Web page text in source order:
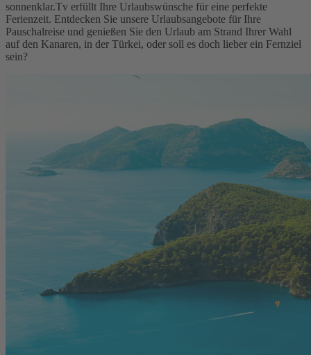
sonnenklar.Tv erfüllt Ihre Urlaubswünsche für eine perfekte
Ferienzeit. Entdecken Sie unsere Urlaubsangebote für Ihre
Pauschalreise und genießen Sie den Urlaub am Strand Ihrer Wahl
auf den Kanaren, in der Türkei, oder soll es doch lieber ein Fernziel
sein?